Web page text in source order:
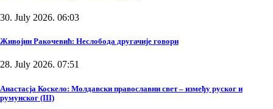
30. July 2026. 06:03
Живојин Ракочевић: Неслобода другачије говори
28. July 2026. 07:51
Анастасја Коскело: Молдавски православни свет – између руског и
румунског (III)